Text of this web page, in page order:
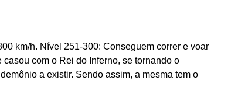
km/h. Nível 251-300: Conseguem correr e voar
com o Rei do Inferno, se tornando o
a existir. Sendo assim, a mesma tem o